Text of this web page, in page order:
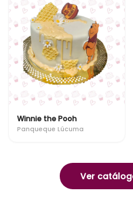
Winnie the Pooh
Panqueque Lúcuma
Ver